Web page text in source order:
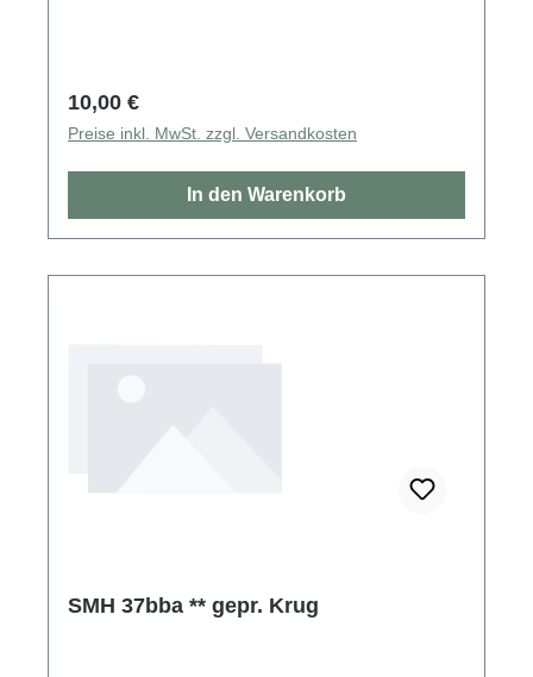
Regulärer Preis:
10,00 €
Preise inkl. MwSt. zzgl. Versandkosten
In den Warenkorb
SMH 37bba ** gepr. Krug